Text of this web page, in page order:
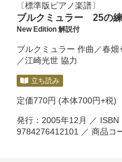
標準版ピアノ楽譜
ブルクミュラー 25の
New Edition 解説付
ブルクミュラー 作曲／春畑
／江崎光世 協力
立ち読み
定価770円 (本体700円+税)
発行：2005年12月 ／ ISBN
9784276412101 ／ 商品コ